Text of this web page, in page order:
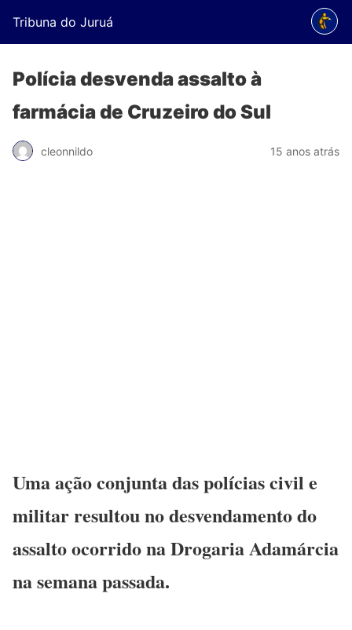
Tribuna do Juruá
Polícia desvenda assalto à
farmácia de Cruzeiro do Sul
cleonnildo 15 anos atrás
Uma ação conjunta das polícias civil e
militar resultou no desvendamento do
assalto ocorrido na Drogaria Adamárcia
na semana passada.